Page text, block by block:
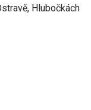
Hlubočkách